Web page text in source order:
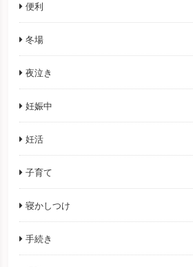
便利
冬場
夜泣き
妊娠中
妊活
子育て
寝かしつけ
手続き